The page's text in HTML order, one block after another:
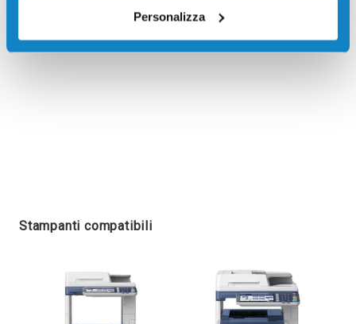
Personalizza
Stampanti compatibili